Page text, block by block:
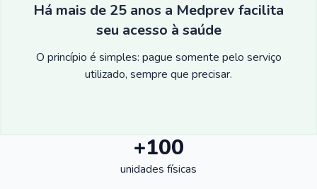
Há mais de 25 anos a Medprev facilita
seu acesso à saúde
O princípio é simples: pague somente pelo serviço
utilizado, sempre que precisar.
+100
unidades físicas